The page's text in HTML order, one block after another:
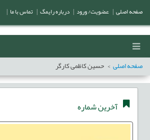
صفحه اصلی حسین کاظمی کارگر
آخرین شماره
صفحه اصلی عضویت/ ورود درباره رایمگ تماس با ما